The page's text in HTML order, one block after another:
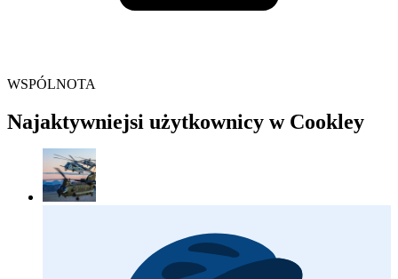
WSPÓLNOTA
Najaktywniejsi użytkownicy w Cookley